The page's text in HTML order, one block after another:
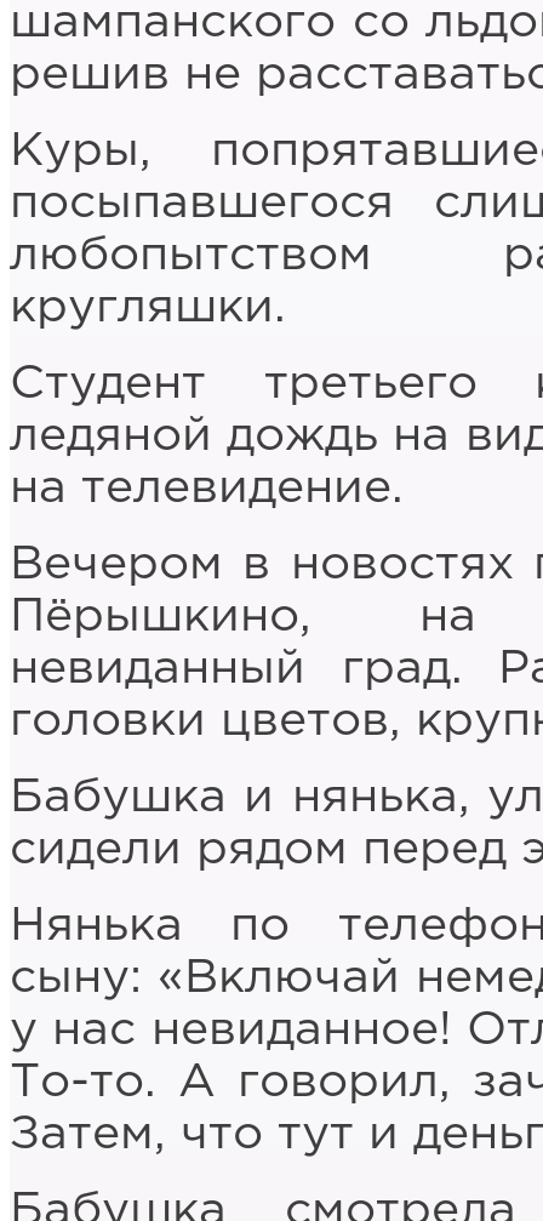
шампанского со
решив не
Куры,
посыпавшегося
любопытством
кругляшки.
Студент
ледяной дождь на
на телевидение.
Вечером в новостях
Пёрышкино, на
невиданный град.
головки цветов,
Бабушка и нянька,
сидели рядом перед
Нянька по
сыну: «Включай
у нас невиданное!
То-то. А говорил,
Затем, что тут и
Бабушка